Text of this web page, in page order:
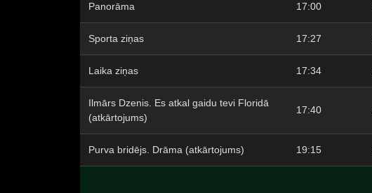
Panorāma 17:00
Sporta ziņas 17:27
Laika ziņas 17:34
Ilmārs Dzenis. Es atkal gaidu tevi Floridā
(atkārtojums)
17:40
Purva bridējs. Drāma (atkārtojums) 19:15